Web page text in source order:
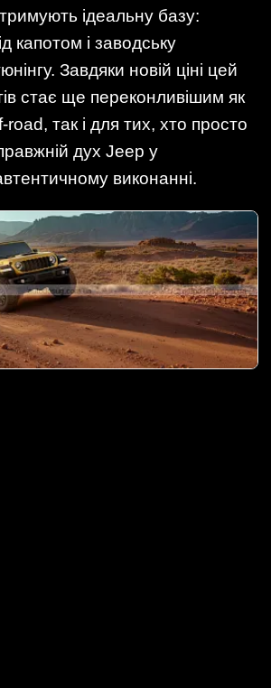
ідеальну базу:
капотом і заводську
Завдяки новій ціні цей
стає ще переконливішим як
так і для тих, хто просто
дух Jeep у
виконанні.